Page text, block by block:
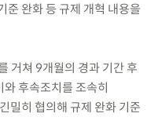
준 완화 등 규제 개혁 내용을
거쳐 9개월의 경과 기간 후
후속조치를 조속히
밀히 협의해 규제 완화 기준